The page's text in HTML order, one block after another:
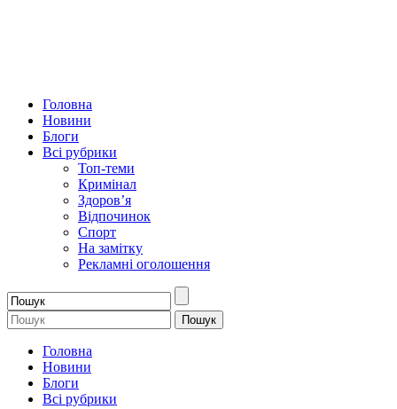
Головна
Новини
Блоги
Всі рубрики
Топ-теми
Кримінал
Здоров’я
Відпочинок
Спорт
На замітку
Рекламні оголошення
Головна
Новини
Блоги
Всі рубрики